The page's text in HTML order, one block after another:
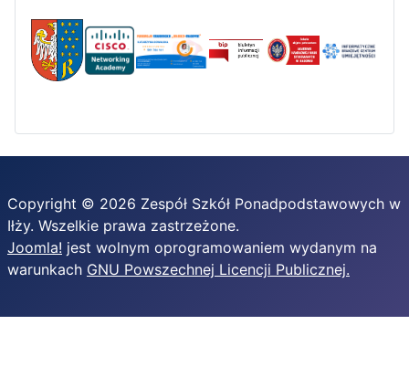
Copyright © 2026 Zespół Szkół Ponadpodstawowych w
Iłży. Wszelkie prawa zastrzeżone.
Joomla! jest wolnym oprogramowaniem wydanym na
warunkach GNU Powszechnej Licencji Publicznej.